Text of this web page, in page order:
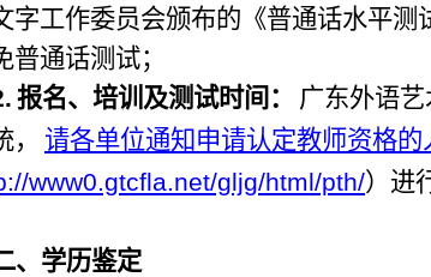
字工作委员会颁布的《普通话水平
普通话测试；
报名、培训及测试时间：
广东外语
请各单位通知申请认定教师资格的
www0.gtcfla.net/gljg/html/pth/）进
、学历鉴定